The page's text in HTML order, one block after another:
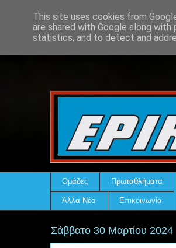
Ομάδες Πρωταθλήματα
Άλλα Νέα Επικοινωνία
Σάββατο 30 Μαρτίου 2024
This site uses cookies from
are shared with Google along
statistics, and to detect and